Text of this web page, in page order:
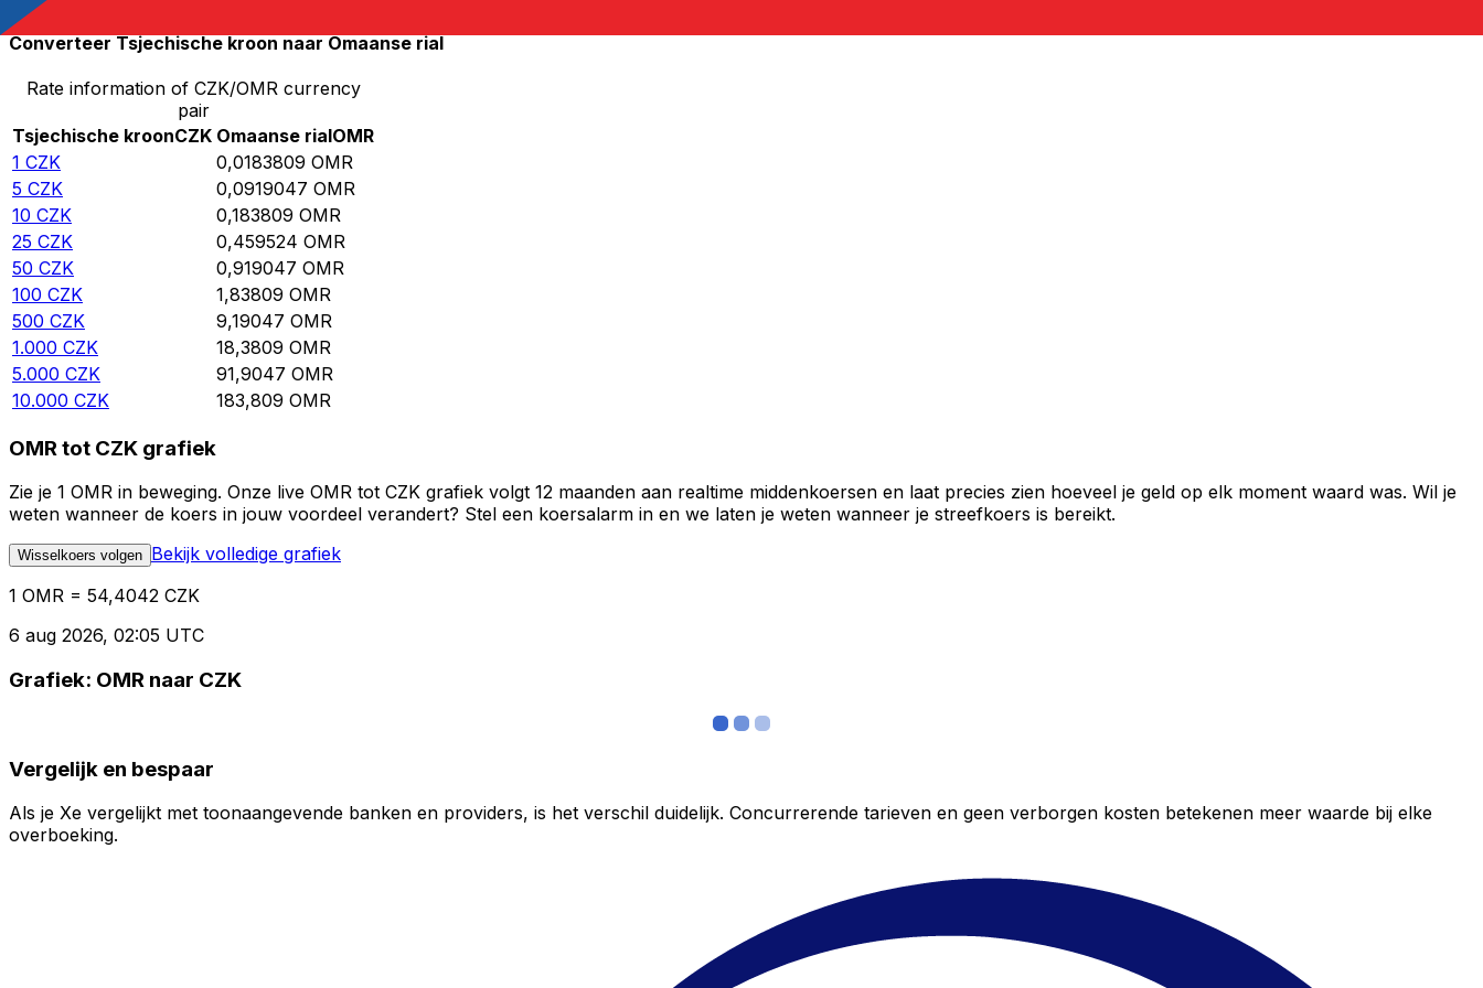
Converteer Tsjechische kroon naar Omaanse rial
Rate information of CZK/OMR currency
pair
Tsjechische kroonCZK Omaanse rialOMR
1 CZK 0,0183809 OMR
5 CZK 0,0919047 OMR
10 CZK 0,183809 OMR
25 CZK 0,459524 OMR
50 CZK 0,919047 OMR
100 CZK 1,83809 OMR
500 CZK 9,19047 OMR
1.000 CZK 18,3809 OMR
5.000 CZK 91,9047 OMR
10.000 CZK 183,809 OMR
OMR tot CZK grafiek
Zie je 1 OMR in beweging. Onze live OMR tot CZK grafiek volgt 12 maanden aan realtime middenkoersen en laat precies zien hoeveel je geld op elk moment waard was. Wil je
weten wanneer de koers in jouw voordeel verandert? Stel een koersalarm in en we laten je weten wanneer je streefkoers is bereikt.
Wisselkoers volgen Bekijk volledige grafiek
1 OMR = 54,4042 CZK
6 aug 2026, 02:05 UTC
Grafiek: OMR naar CZK
Vergelijk en bespaar
Als je Xe vergelijkt met toonaangevende banken en providers, is het verschil duidelijk. Concurrerende tarieven en geen verborgen kosten betekenen meer waarde bij elke
overboeking.